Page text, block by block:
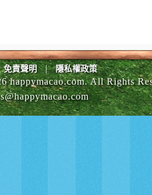
免責聲明 | 隱私權政策
happymacao.com. All Rights